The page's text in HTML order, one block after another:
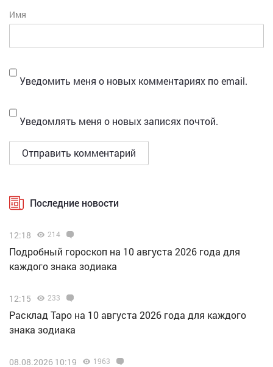
Имя
Уведомить меня о новых комментариях по email.
Уведомлять меня о новых записях почтой.
Последние новости
12:18 214
Подробный гороскоп на 10 августа 2026 года для
каждого знака зодиака
12:15 233
Расклад Таро на 10 августа 2026 года для каждого
знака зодиака
08.08.2026 10:19 1963